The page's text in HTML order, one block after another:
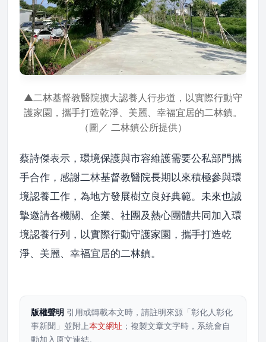
▲二林基督教醫院擴大認養人行步道，以實際行動守
護家園，攜手打造乾淨、美麗、幸福宜居的二林鎮。
（圖／ 二林鎮公所提供）
蔡詩傑表示，環境保護與市容維護需要公私部門攜
手合作，感謝二林基督教醫院長期以來積極參與環
境認養工作，為地方發展樹立良好典範。未來也誠
摯邀請各機關、企業、社團及熱心團體共同加入環
境認養行列，以實際行動守護家園，攜手打造乾
淨、美麗、幸福宜居的二林鎮。
版權聲明 引用或轉載本文時，請註明來源「彰化人彰化
事新聞」並附上本文網址 ；複製文章文字時，系統會自
動加入原文連結。